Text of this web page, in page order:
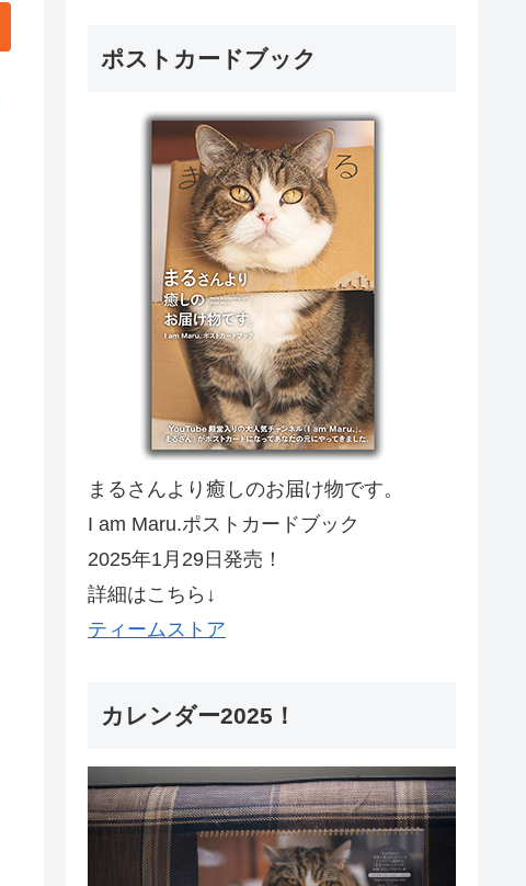
ポストカードブック
まるさんより癒しのお届け物です。
I am Maru.ポストカードブック
2025年1月29日発売！
詳細はこちら↓
ティームストア
カレンダー2025！